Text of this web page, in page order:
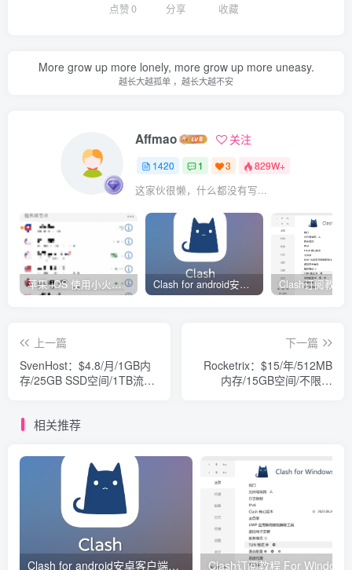
点赞0 分享 收藏
More grow up more lonely, more grow up more uneasy.
越长大越孤单 ，越长大越不安
Affmao 关注
1420 1 3 829W+
这家伙很懒，什么都没有写...
苹果 iOS 使用小火箭(shadowrocket)新手教程 Clash for android安卓客户端保姆级新手使用教程
上一篇
SvenHost：$4.8/月/1GB内
存/25GB SSD空间/1TB流
下一篇
Rocketrix：$15/年/512MB
内存/15GB空间/不限流
相关推荐
Clash for android安卓客户端保姆级新手使用教程